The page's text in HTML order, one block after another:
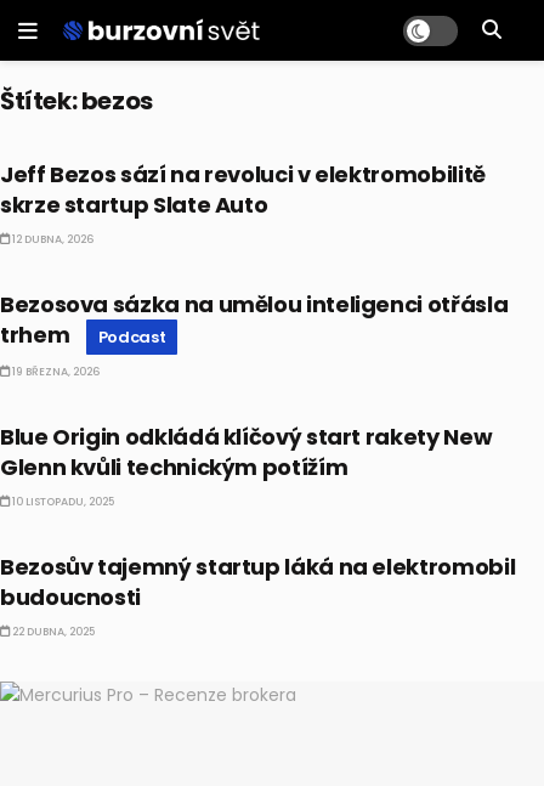
Štítek:bezos
Jeff Bezos sází na revoluci v elektromobilitě
skrze startup Slate Auto
12 DUBNA, 2026
Bezosova sázka na umělou inteligenci otřásla
trhem
Podcast
19 BŘEZNA, 2026
Blue Origin odkládá klíčový start rakety New
Glenn kvůli technickým potížím
10 LISTOPADU, 2025
Bezosův tajemný startup láká na elektromobil
budoucnosti
22 DUBNA, 2025